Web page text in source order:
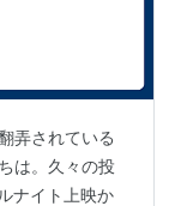
弄されている
は。久々の投
ナイト上映か